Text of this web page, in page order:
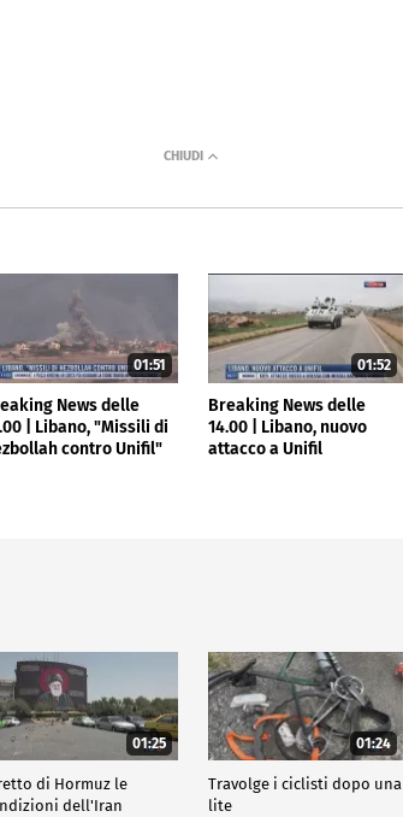
01:51
News delle
| Libano, "Missili di
contro Unifil"
01:52
Breaking News delle
14.00 | Libano, nuovo
attacco a Unifil
01:25
di Hormuz le
dell'Iran
01:24
Travolge i ciclisti dopo una
lite